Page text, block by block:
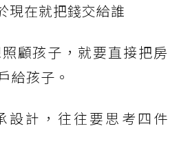
現在就把錢交給誰
顧孩子，就要直接把房
給孩子。
設計，往往要思考四件